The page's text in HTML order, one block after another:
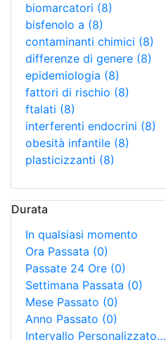
biomarcatori (8)
bisfenolo a (8)
contaminanti chimici (8)
differenze di genere (8)
epidemiologia (8)
fattori di rischio (8)
ftalati (8)
interferenti endocrini (8)
obesità infantile (8)
plasticizzanti (8)
Durata
In qualsiasi momento
Ora Passata (0)
Passate 24 Ore (0)
Settimana Passata (0)
Mese Passato (0)
Anno Passato (0)
Intervallo Personalizzato…